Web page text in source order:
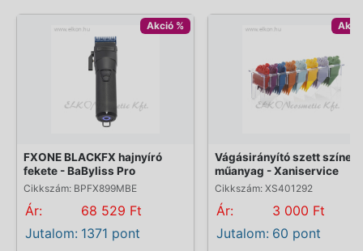
Akció %
FXONE BLACKFX hajnyíró
fekete - BaByliss Pro
Cikkszám: BPFX899MBE
Ár:
68 529 Ft
Jutalom: 1371 pont
Vágásirányító szett színes
műanyag - Xaniservice
Cikkszám: XS401292
Ár:
3 000 Ft
Jutalom: 60 pont